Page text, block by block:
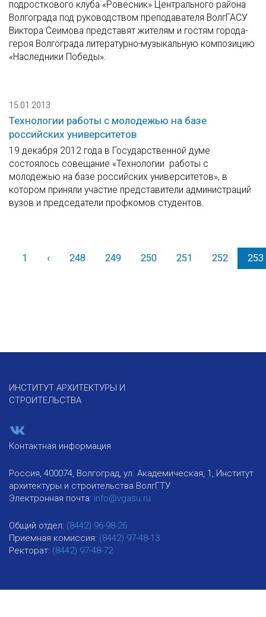
подросткового клуба «Ровесник» Центрального района
Волгограда под руководством преподавателя ВолгГАСУ
Виктора Сеимова представят жителям и гостям города-
героя Волгограда литературно-музыкальную композицию
«Наследники Победы».
15.01.2013
Технологии работы с молодежью на базе
российских университетов
19 декабря 2012 года в Государственной думе
состоялось совещание «Технологии работы с
молодежью на базе российских университетов», в
котором приняли участие представители администраций
вузов и председатели профкомов студентов.
1 ‹Назад248 249 250 251 252 253
ИНСТИТУТ АРХИТЕКТУРЫ И
СТРОИТЕЛЬСТВА
Контактная информация
Россия, 400074, Волгоград, ул. Академическая, 1, Институт
архитектуры и строительства ВолгГТУ
Электронная почта: info@vgasu.ru
Общий отдел: (8442) 96-98-26
Приемная комиссия: (8442) 97-48-13
Ректорат: (8442) 97-48-72